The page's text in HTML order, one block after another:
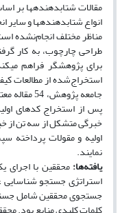
مقالات شتاب­دهنده­ها بر
انواع شتاب­دهنده­ها و سایر
مناظر مختلف انجام‌نشده
طراحی چارچوب، به کار
برای پژوهشگر فراهم
استخراج‌شده از مطالعات
پس از استخراج کدهای
خبرگی متشکل از سه تن از
اولیه و مقولات پرداخته
نمایند.
یافته‌ها:محققین با اجرای
استراتژی جستجو
جستجوی محققین شامل